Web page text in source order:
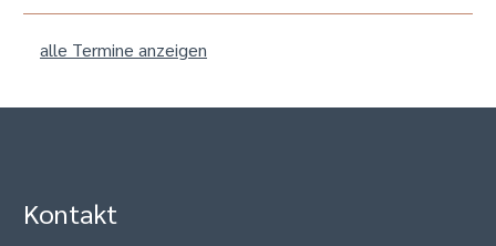
alle Termine anzeigen
Kontakt